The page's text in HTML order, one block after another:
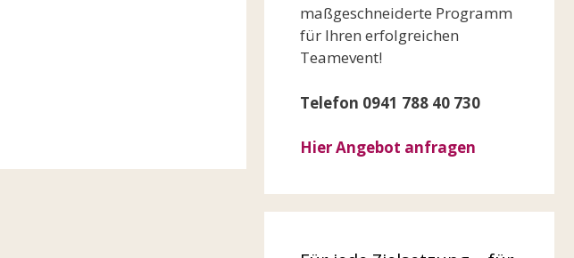
maßgeschneiderte Programm
für Ihren erfolgreichen
Teamevent!
Telefon 0941 788 40 730
Hier Angebot anfragen